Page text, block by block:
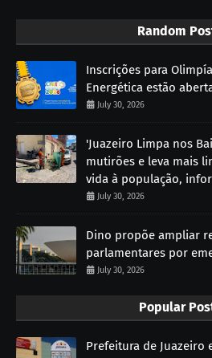
Random
Inscrições para
Energética estão
July 30, 2026
'Juazeiro Limpa nos
mutirões e leva mais
vida à população,
July 30, 2026
Dino propõe ampliar
parlamentares por
July 30, 2026
Popular
Prefeitura de Juazeiro